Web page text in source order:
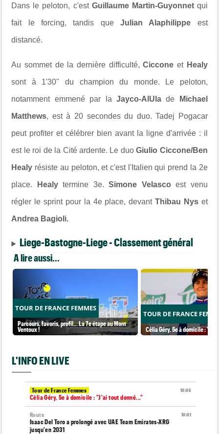
Dans le peloton, c'est Guillaume Martin-Guyonnetqui
fait le forcing, tandis que Julian Alaphilippe est
distancé.
Au sommet de la dernière difficulté, Ciccone et Healy
sont à 1'30'' du champion du monde. Le peloton,
notamment emmené par la Jayco-AlUlade Michael
Matthews, est à 20 secondes du duo. Tadej Pogacar
peut profiter et célébrer bien avant la ligne d'arrivée : il
est le roi de la Cité ardente. Le duoGiulio Ciccone/Ben
Healy résiste au peloton, et c'est l'Italien qui prend la 2e
place. Healytermine 3e.Simone Velascoest venu
régler le sprint pour la 4e place, devant Thibau Nyset
Andrea Bagioli.
Liege-Bastogne-Liege - Classement général
A lire aussi...
TOUR DE FRANCE FEMMES
Parcours, favoris, profil… La 7e étape au Mont
Ventoux !
TOUR DE FRANCE
Célia Géry, 5e à domicile :
L'INFO EN LIVE
10:06
Tour de France Femmes
Célia Géry, 5e à domicile : "J'ai tout donné..."
10:01
Route
Isaac Del Toro a prolongé avec UAE Team Emirates-XRG
jusqu'en 2031